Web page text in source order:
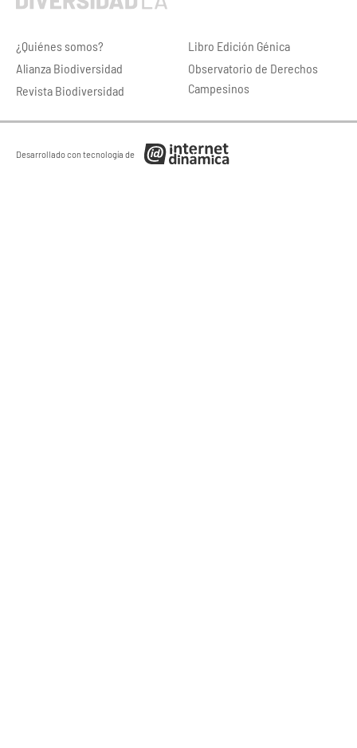
¿Quiénes somos?
Alianza Biodiversidad
Revista Biodiversidad
Libro Edición Génica
Observatorio de Derechos
Campesinos